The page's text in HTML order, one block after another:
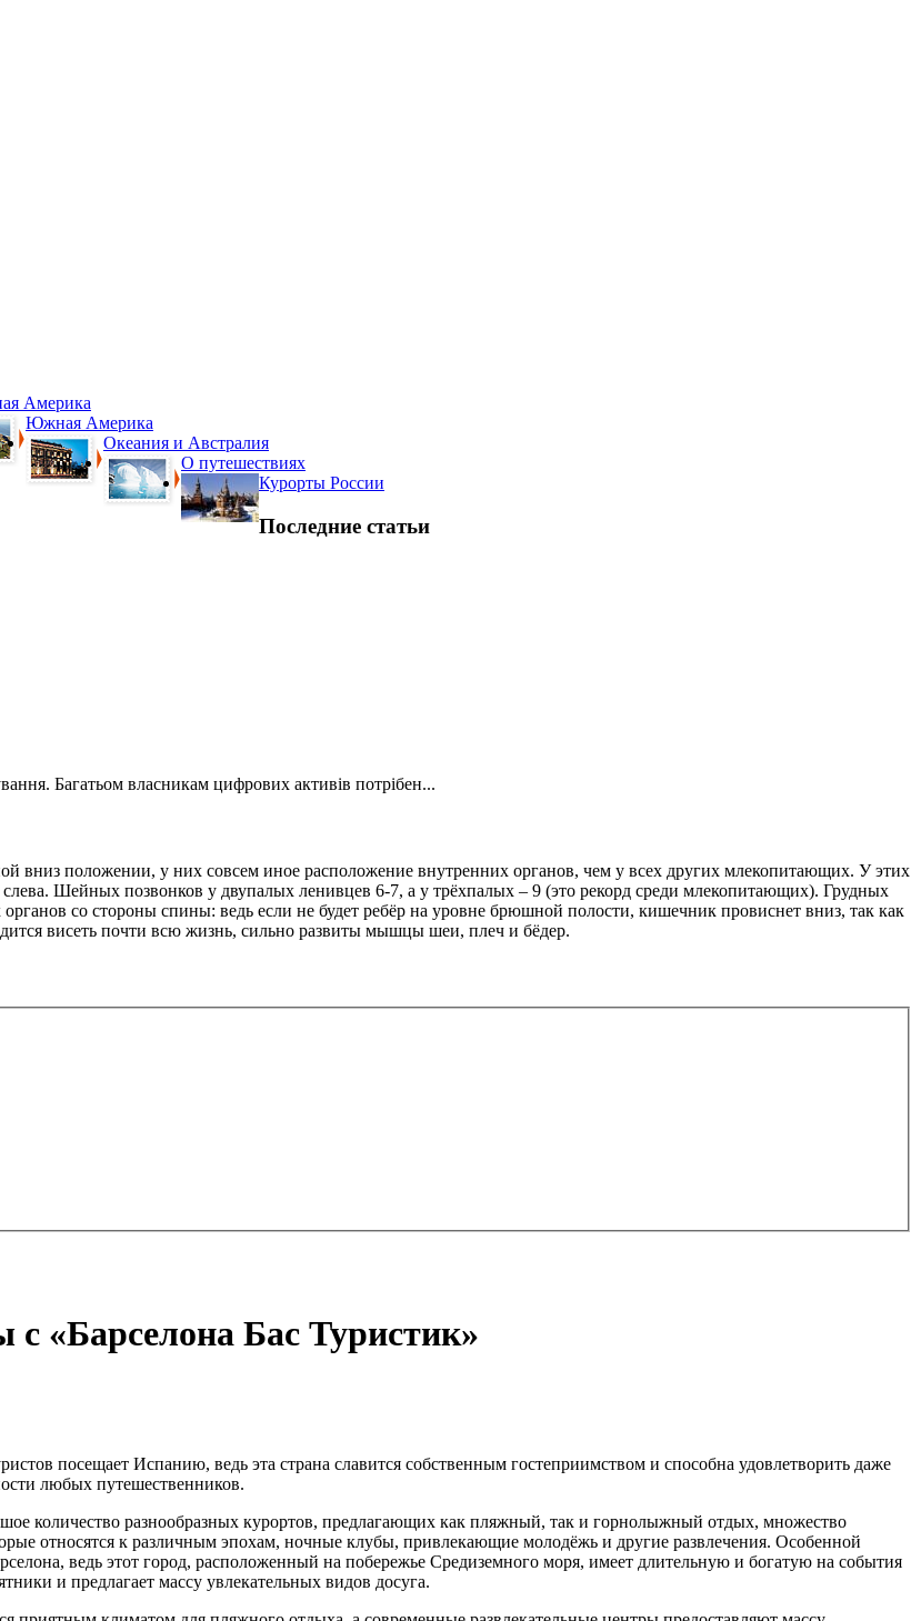
Америка
Южная Америка
Океания и Австралия
О путешествиях
Курорты России
Последние статьи
Багатьом власникам цифрових активів потрібен...
вниз положении, у них совсем иное расположение внутренних органов, чем у всех других млекопитающих. У этих
Шейных позвонков у двупалых ленивцев 6-7, а у трёхпалых – 9 (это рекорд среди млекопитающих). Грудных
со стороны спины: ведь если не будет ребёр на уровне брюшной полости, кишечник провиснет вниз, так как
висеть почти всю жизнь, сильно развиты мышцы шеи, плеч и бёдер.
«Барселона Бас Туристик»
посещает Испанию, ведь эта страна славится собственным гостеприимством и способна удовлетворить даже
любых путешественников.
количество разнообразных курортов, предлагающих как пляжный, так и горнолыжный отдых, множество
относятся к различным эпохам, ночные клубы, привлекающие молодёжь и другие развлечения. Особенной
ведь этот город, расположенный на побережье Средиземного моря, имеет длительную и богатую на события
и предлагает массу увлекательных видов досуга.